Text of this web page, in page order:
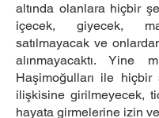
altında olanlara hiçbir
içecek, giyecek,
satılmayacak ve
alınmayacaktı. Yine
Haşimoğulları ile
ilişkisine girilmeyecek,
hayata girmelerine izin